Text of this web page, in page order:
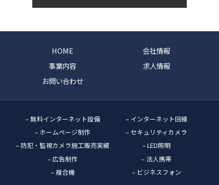
HOME
会社情報
事業内容
求人情報
お問い合わせ
– 無料インターネット設備
– インターネット回線
– ホームページ制作
– セキュリティカメラ
– 防犯・監視カメラ施工販売実績
– LED照明
– 広告制作
– 法人携帯
– 複合機
– ビジネスフォン